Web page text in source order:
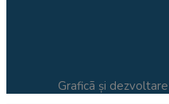
Graficã și